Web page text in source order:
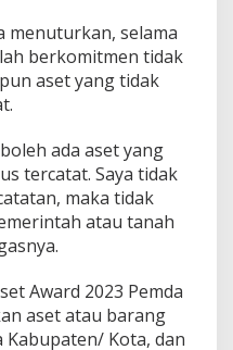
menuturkan, selama
berkomitmen tidak
aset yang tidak
ada aset yang
tercatat. Saya tidak
maka tidak
atau tanah
Award 2023 Pemda
aset atau barang
Kabupaten/ Kota, dan